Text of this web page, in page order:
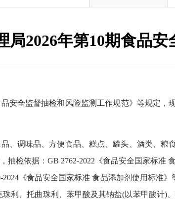
局2026年第10期食品
安全监督抽检和风险监测工作规范》等规定，
、调味品、方便食品、糕点、罐头、酒类、粮
检依据：GB 2762-2022《食品安全国家标准
《食品安全国家标准 食品添加剂使用标准
利、托曲珠利、苯甲酸及其钠盐(以苯甲酸计)